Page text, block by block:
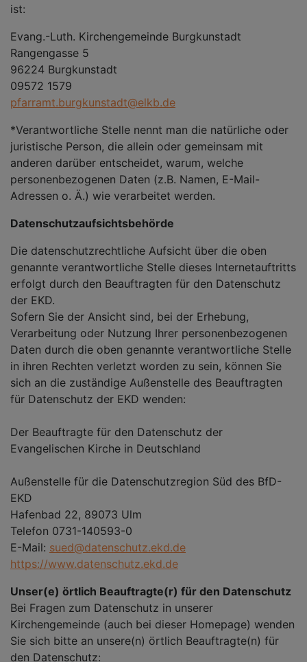
ist:
Evang.-Luth. Kirchengemeinde Burgkunstadt
Rangengasse 5
96224 Burgkunstadt
09572 1579
pfarramt.burgkunstadt@elkb.de
*Verantwortliche Stelle nennt man die natürliche oder
juristische Person, die allein oder gemeinsam mit
anderen darüber entscheidet, warum, welche
personenbezogenen Daten (z.B. Namen, E-Mail-
Adressen o. Ä.) wie verarbeitet werden.
Datenschutzaufsichtsbehörde
Die datenschutzrechtliche Aufsicht über die oben
genannte verantwortliche Stelle dieses Internetauftritts
erfolgt durch den Beauftragten für den Datenschutz
der EKD.
Sofern Sie der Ansicht sind, bei der Erhebung,
Verarbeitung oder Nutzung Ihrer personenbezogenen
Daten durch die oben genannte verantwortliche Stelle
in ihren Rechten verletzt worden zu sein, können Sie
sich an die zuständige Außenstelle des Beauftragten
für Datenschutz der EKD wenden:
Der Beauftragte für den Datenschutz der
Evangelischen Kirche in Deutschland
Außenstelle für die Datenschutzregion Süd des BfD-
EKD
Hafenbad 22, 89073 Ulm
Telefon 0731-140593-0
E-Mail: sued@datenschutz.ekd.de
https://www.datenschutz.ekd.de
Unser(e) örtlich Beauftragte(r) für den Datenschutz
Bei Fragen zum Datenschutz in unserer
Kirchengemeinde (auch bei dieser Homepage) wenden
Sie sich bitte an unsere(n) örtlich Beauftragte(n) für
den Datenschutz: